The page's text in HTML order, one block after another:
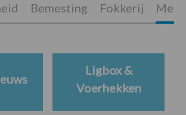
Bemesting Fokkerij
Ligbox &
Voerhekken